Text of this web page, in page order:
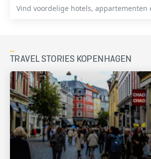
Vind voordelige hotels, appartementen
TRAVEL STORIES KOPENHAGEN